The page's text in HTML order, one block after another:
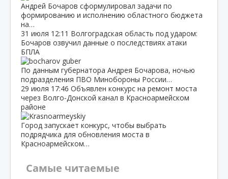
Андрей Бочаров сформулировал задачи по
формированию и исполнению областного бюджета
на…
31 июля 12:11 Волгоградская область под ударом:
Бочаров озвучил данные о последствиях атаки
БПЛА
По данным губернатора Андрея Бочарова, ночью
подразделения ПВО Минобороны России…
29 июля 17:46 Объявлен конкурс на ремонт моста
через Волго‑Донской канал в Красноармейском
районе
Город запускает конкурс, чтобы выбрать
подрядчика для обновления моста в
Красноармейском…
Самые читаемые